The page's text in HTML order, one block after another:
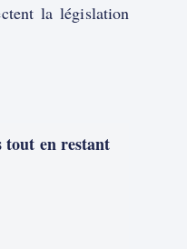
la législation
tout en restant